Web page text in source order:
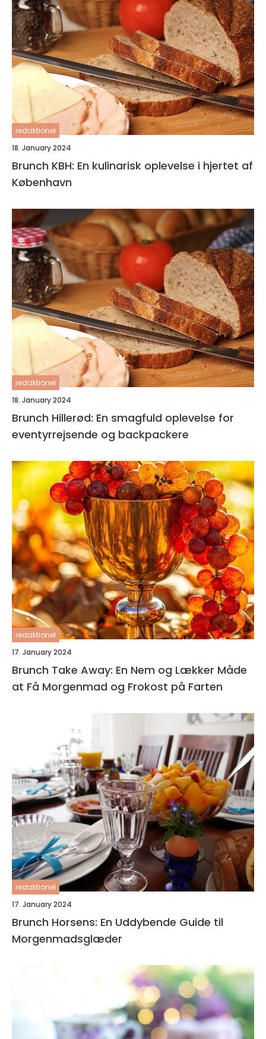
redaktionel
18. January 2024
Brunch KBH: En kulinarisk oplevelse i hjertet af
København
redaktionel
18. January 2024
Brunch Hillerød: En smagfuld oplevelse for
eventyrrejsende og backpackere
redaktionel
17. January 2024
Brunch Take Away: En Nem og Lækker Måde
at Få Morgenmad og Frokost på Farten
redaktionel
17. January 2024
Brunch Horsens: En Uddybende Guide til
Morgenmadsglæder